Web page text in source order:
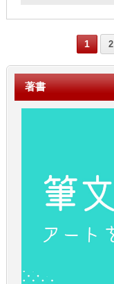
1 2
著書